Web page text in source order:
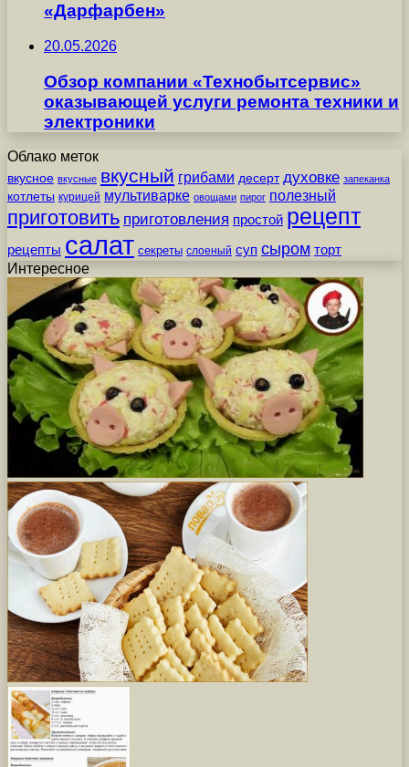
«Дарфарбен»
20.05.2026
Обзор компании «Технобытсервис»
оказывающей услуги ремонта техники и
электроники
Облако меток
вкусное вкусные вкусный грибами десерт духовке запеканка
котлеты курицей мультиварке овощами пирог полезный
приготовить приготовления простой рецепт
рецепты салат секреты слоеный суп сыром торт
Интересное